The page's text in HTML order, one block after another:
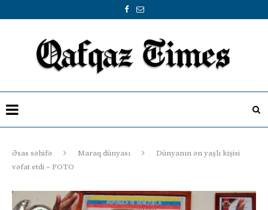
Əsas səhifə Maraq dünyası
Dünyanın ən yaşlı kişisi
vəfat etdi – FOTO